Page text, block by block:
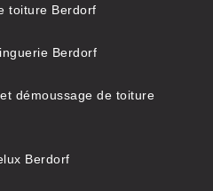
toiture Berdorf
Berdorf
démoussage de toiture
Berdorf